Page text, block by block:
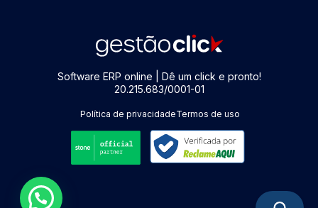
Software ERP online | Dê um click e pronto!
20.215.683/0001-01
Política de privacidadeTermos de uso